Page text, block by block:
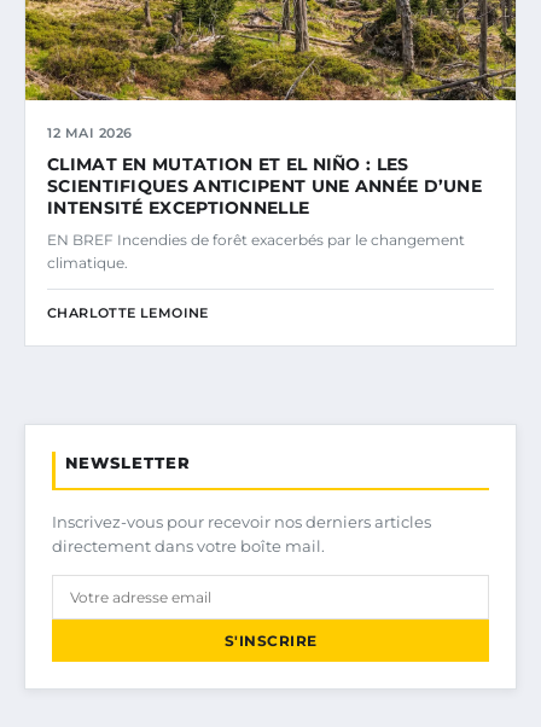
12 MAI 2026
CLIMAT EN MUTATION ET EL NIÑO : LES
SCIENTIFIQUES ANTICIPENT UNE ANNÉE D’UNE
INTENSITÉ EXCEPTIONNELLE
EN BREF Incendies de forêt exacerbés par le changement
climatique.
CHARLOTTE LEMOINE
NEWSLETTER
Inscrivez-vous pour recevoir nos derniers articles
directement dans votre boîte mail.
S'INSCRIRE